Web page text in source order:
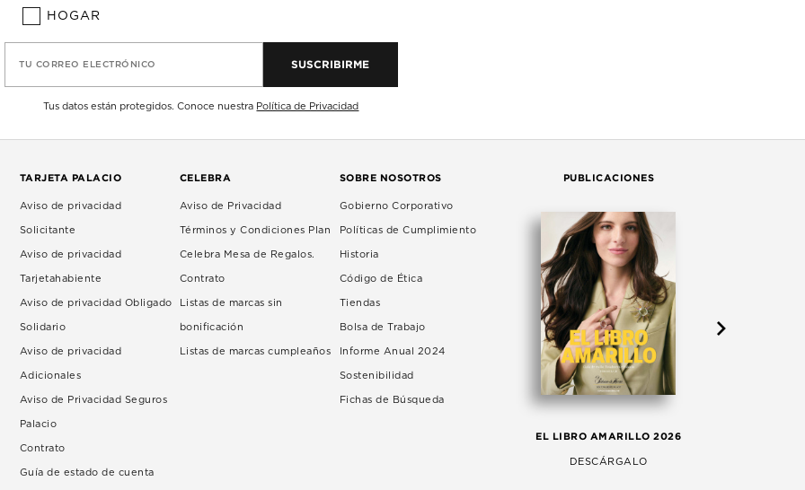
HOGAR
TU CORREO ELECTRÓNICO SUSCRIBIRME
Tus datos están protegidos. Conoce nuestra Política de Privacidad
TARJETA PALACIO
Aviso de privacidad
Solicitante
Aviso de privacidad
Tarjetahabiente
Aviso de privacidad Obligado
Solidario
Aviso de privacidad
Adicionales
Aviso de Privacidad Seguros
Palacio
Contrato
Guía de estado de cuenta
CELEBRA
Aviso de Privacidad
Términos y Condiciones Plan
Celebra Mesa de Regalos.
Contrato
Listas de marcas sin
bonificación
Listas de marcas cumpleaños
SOBRE NOSOTROS
Gobierno Corporativo
Políticas de Cumplimiento
Historia
Código de Ética
Tiendas
Bolsa de Trabajo
Informe Anual 2024
Sostenibilidad
Fichas de Búsqueda
PUBLICACIONES
EL LIBRO AMARILLO 2026
DESCÁRGALO